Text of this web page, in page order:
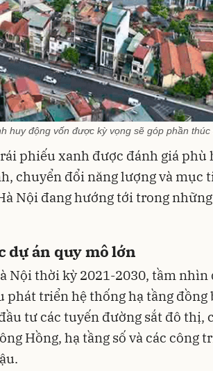
huy động vốn được kỳ vọng sẽ góp phần
phiếu xanh được đánh giá phù
chuyển đổi năng lượng và mục
Nội đang hướng tới trong
dự án quy mô lớn
Nội thời kỳ 2021-2030, tầm nhìn
phát triển hệ thống hạ tầng đồng
tư các tuyến đường sắt đô thị,
Hồng, hạ tầng số và các công